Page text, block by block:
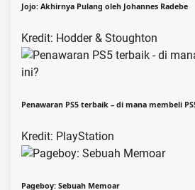
Jojo: Akhirnya Pulang oleh Johannes Radebe
Kredit: Hodder & Stoughton
Penawaran PS5 terbaik – di mana membeli
Kredit: PlayStation
Pageboy: Sebuah Memoar